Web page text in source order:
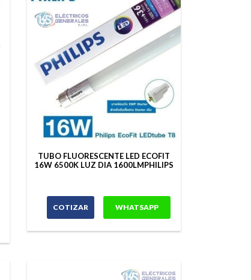
TUBO FLUORESCENTE LED ECOFIT
16W 6500K LUZ DIA 1600LMPHILIPS
COTIZAR WHATSAPP